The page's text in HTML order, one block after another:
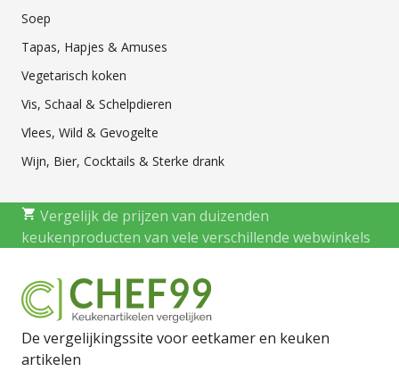
Soep
Tapas, Hapjes & Amuses
Vegetarisch koken
Vis, Schaal & Schelpdieren
Vlees, Wild & Gevogelte
Wijn, Bier, Cocktails & Sterke drank
Vergelijk de prijzen van duizenden
keukenproducten van vele verschillende webwinkels
De vergelijkingssite voor eetkamer en keuken
artikelen